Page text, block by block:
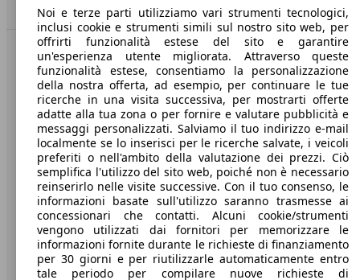
Torna su
Benvenuti su AutoScout24, il mercato auto europeo.
Società
A proposito di AutoScout24
Stampa
Media
Condizioni generali
Informazioni
Privacy
Noi e terze parti utilizziamo vari strumenti tecnologici,
inclusi cookie e strumenti simili sul nostro sito web, per
offrirti funzionalità estese del sito e garantire
un'esperienza utente migliorata. Attraverso queste
funzionalità estese, consentiamo la personalizzazione
della nostra offerta, ad esempio, per continuare le tue
ricerche in una visita successiva, per mostrarti offerte
adatte alla tua zona o per fornire e valutare pubblicità e
messaggi personalizzati. Salviamo il tuo indirizzo e-mail
localmente se lo inserisci per le ricerche salvate, i veicoli
preferiti o nell'ambito della valutazione dei prezzi. Ciò
semplifica l'utilizzo del sito web, poiché non è necessario
reinserirlo nelle visite successive. Con il tuo consenso, le
informazioni basate sull'utilizzo saranno trasmesse ai
concessionari che contatti. Alcuni cookie/strumenti
vengono utilizzati dai fornitori per memorizzare le
informazioni fornite durante le richieste di finanziamento
per 30 giorni e per riutilizzarle automaticamente entro
tale periodo per compilare nuove richieste di